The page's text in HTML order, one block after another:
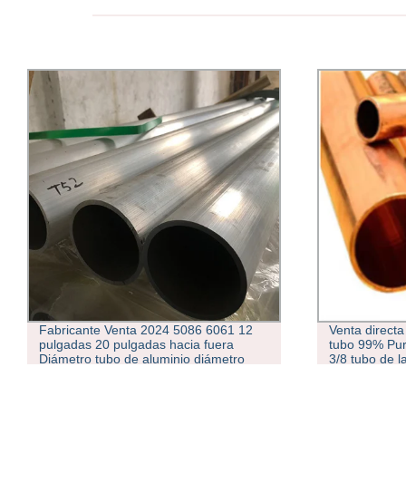
Venta directa de fábrica Square Copper
tubo 99% Pure Copper 20mm 25mm
3/8 tubo de latón de refrigeración
ASTM 2024
7075
de tubería